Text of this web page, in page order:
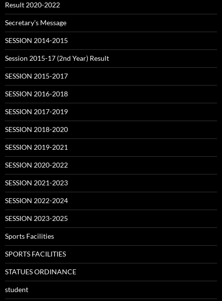
Result 2020-2022
Secretary’s Message
SESSION 2014-2015
Session 2015-17 (2nd Year) Result
SESSION 2015-2017
SESSION 2016-2018
SESSION 2017-2019
SESSION 2018-2020
SESSION 2019-2021
SESSION 2020-2022
SESSION 2021-2023
SESSION 2022-2024
SESSION 2023-2025
Sports Facilities
SPORTS FACILITIES
STATUES ORDINANCE
student